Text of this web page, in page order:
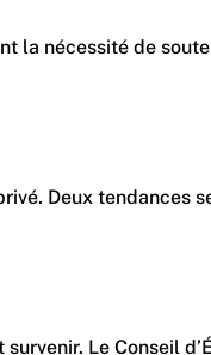
la nécessité de